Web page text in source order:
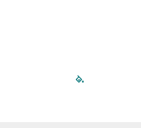
filled-